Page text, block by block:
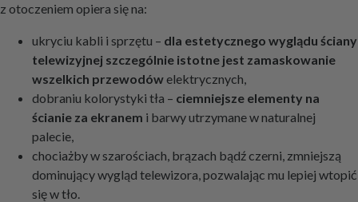
z otoczeniem opiera się na:
ukryciu kabli i sprzętu – dla estetycznego wyglądu ściany
telewizyjnej szczególnie istotne jest zamaskowanie
wszelkich przewodówelektrycznych,
dobraniu kolorystyki tła – ciemniejsze elementy na
ścianie za ekranem i barwy utrzymane w naturalnej
palecie,
chociażby w szarościach, brązach bądź czerni, zmniejszą
dominujący wygląd telewizora, pozwalając mu lepiej wtopić
się w tło.